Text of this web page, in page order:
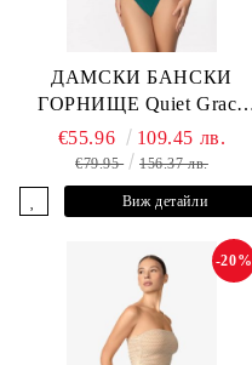
ДАМСКИ БАНСКИ
ГОРНИЩЕ Quiet Grace
L2607-Y-352 MARC &
ANDRE
€55.96 109.45 лв.
€79.95 156.37 лв.
Виж детайли
-20%